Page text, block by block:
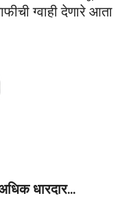
ग्वाही देणारे आता
धारदार…